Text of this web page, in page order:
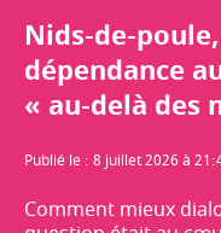
Nids-de-
dépendance
« au-delà des
Publié le : 8 juillet 2026 à
Comment mieux